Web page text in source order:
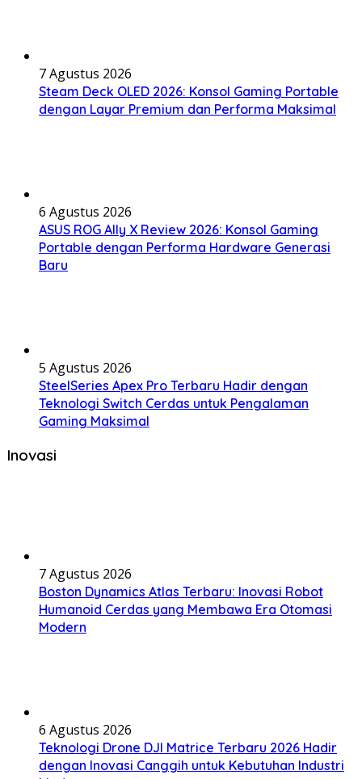
7 Agustus 2026
Steam Deck OLED 2026: Konsol Gaming Portable
dengan Layar Premium dan Performa Maksimal
6 Agustus 2026
ASUS ROG Ally X Review 2026: Konsol Gaming
Portable dengan Performa Hardware Generasi
Baru
5 Agustus 2026
SteelSeries Apex Pro Terbaru Hadir dengan
Teknologi Switch Cerdas untuk Pengalaman
Gaming Maksimal
Inovasi
7 Agustus 2026
Boston Dynamics Atlas Terbaru: Inovasi Robot
Humanoid Cerdas yang Membawa Era Otomasi
Modern
6 Agustus 2026
Teknologi Drone DJI Matrice Terbaru 2026 Hadir
dengan Inovasi Canggih untuk Kebutuhan Industri